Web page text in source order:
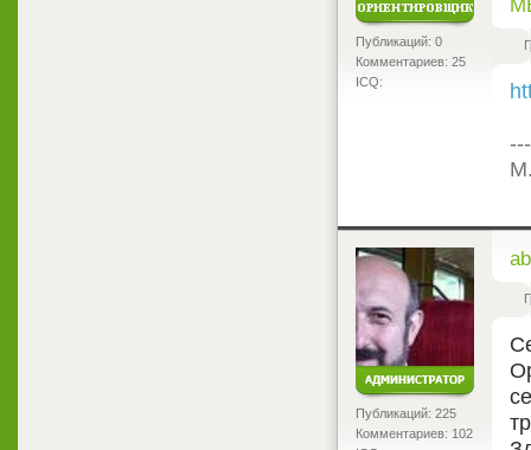
Публикаций: 0
Комментариев: 25
ICQ:
<
Публикаций: 225
Комментариев: 102